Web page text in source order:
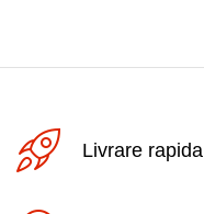
Livrare rapida